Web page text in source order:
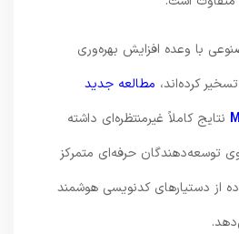
وعده افزایش بهره‌وری
مطالعه جدید
کاملاً غیرمنتظره‌ای داشته
حرفه‌ای متمرکز
کدنویسی هوشمند